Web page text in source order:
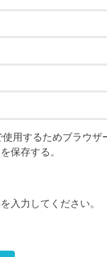
用するためブラウザ
保存する。
入力してください。